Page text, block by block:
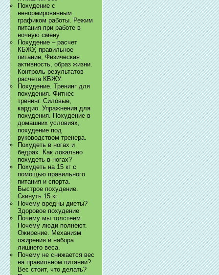
Похудение с
ненормированным
графиком работы. Режим
питания при работе в
ночную смену
Похудение – расчет
КБЖУ, правильное
питание, Физическая
активность, образ жизни.
Контроль результатов
расчета КБЖУ.
Похудение. Тренинг для
похудения. Фитнес
тренинг. Силовые,
кардио. Упражнения для
похудения. Похудение в
домашних условиях,
похудение под
руководством тренера.
Похудеть в ногах и
бедрах. Как локально
похудеть в ногах?
Похудеть на 15 кг с
помощью правильного
питания и спорта.
Быстрое похудение.
Скинуть 15 кг
Почему вредны диеты?
Здоровое похудение
Почему мы толстеем.
Почему люди полнеют.
Ожирение. Механизм
ожирения и набора
лишнего веса.
Почему не снижается вес
на правильном питании?
Вес стоит, что делать?